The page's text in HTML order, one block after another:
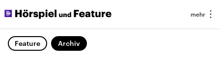
Feature Archiv